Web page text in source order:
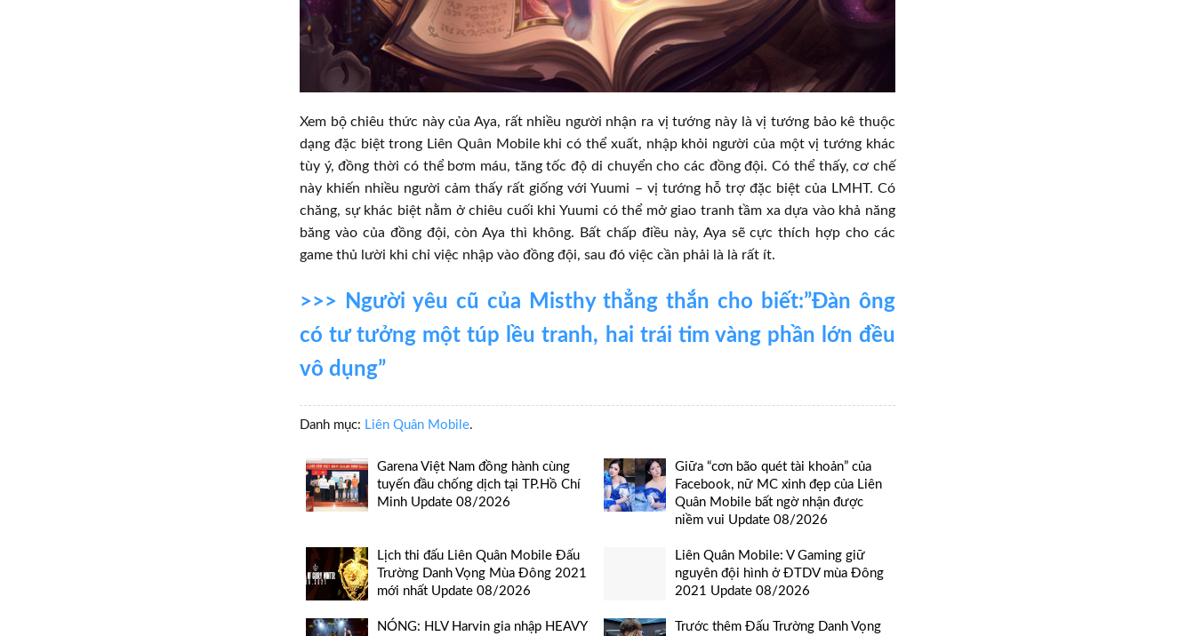
Xem bộ chiêu thức này của Aya, rất nhiều người nhận ra vị tướng này là vị tướng bảo kê thuộc
dạng đặc biệt trong Liên Quân Mobile khi có thể xuất, nhập khỏi người của một vị tướng khác
tùy ý, đồng thời có thể bơm máu, tăng tốc độ di chuyển cho các đồng đội. Có thể thấy, cơ chế
này khiến nhiều người cảm thấy rất giống với Yuumi – vị tướng hỗ trợ đặc biệt của LMHT. Có
chăng, sự khác biệt nằm ở chiêu cuối khi Yuumi có thể mở giao tranh tầm xa dựa vào khả năng
băng vào của đồng đội, còn Aya thì không. Bất chấp điều này, Aya sẽ cực thích hợp cho các
game thủ lười khi chỉ việc nhập vào đồng đội, sau đó việc cần phải là là rất ít.
>>> Người yêu cũ của Misthy thẳng thắn cho biết:”Đàn ông
có tư tưởng một túp lều tranh, hai trái tim vàng phần lớn đều
vô dụng”
Danh mục: Liên Quân Mobile.
Garena Việt Nam đồng hành cùng
tuyến đầu chống dịch tại TP.Hồ Chí
Minh Update 08/2026
Giữa “cơn bão quét tài khoản” của
Facebook, nữ MC xinh đẹp của Liên
Quân Mobile bất ngờ nhận được
niềm vui Update 08/2026
Lịch thi đấu Liên Quân Mobile Đấu
Trường Danh Vọng Mùa Đông 2021
mới nhất Update 08/2026
Liên Quân Mobile: V Gaming giữ
nguyên đội hình ở ĐTDV mùa Đông
2021 Update 08/2026
NÓNG: HLV Harvin gia nhập HEAVY
Trước thêm Đấu Trường Danh Vọng